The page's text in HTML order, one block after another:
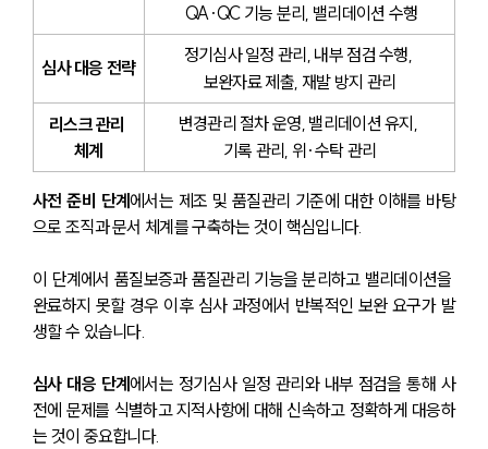
QA·QC 기능 분리, 밸리데이션 수행
심사 대응 전략
정기심사 일정 관리, 내부 점검 수행,
보완자료 제출, 재발 방지 관리
리스크 관리
체계
변경관리 절차 운영, 밸리데이션 유지,
기록 관리, 위·수탁 관리
사전 준비 단계 에서는 제조 및 품질관리 기준에 대한 이해를 바탕
으로 조직과 문서 체계를 구축하는 것이 핵심입니다.
이 단계에서 품질보증과 품질관리 기능을 분리하고 밸리데이션을
완료하지 못할 경우 이후 심사 과정에서 반복적인 보완 요구가 발
생할 수 있습니다.
심사 대응 단계 에서는 정기심사 일정 관리와 내부 점검을 통해 사
전에 문제를 식별하고 지적사항에 대해 신속하고 정확하게 대응하
는 것이 중요합니다.